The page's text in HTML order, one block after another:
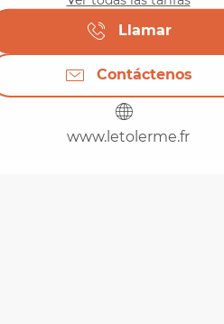
Llamar
Contáctenos
www.letolerme.fr